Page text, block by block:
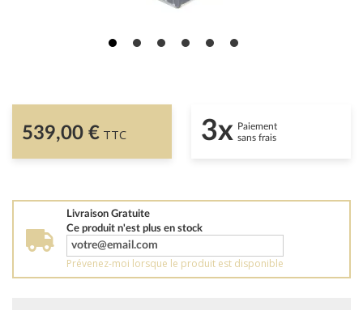
539,00 € TTC 3x Paiement
sans frais
Livraison Gratuite
Ce produit n'est plus en stock
Prévenez-moi lorsque le produit est disponible